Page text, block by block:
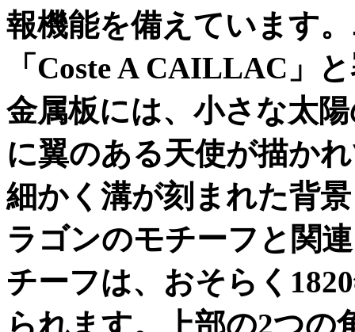
報機能を備えています
「 Coste A CAILLAC 」
金属板には、小さな太
に翼のある天使が描か
細かく溝が刻まれた背
ラゴンのモチーフと関
チーフは、おそらく 1820
られます。上部の2つの